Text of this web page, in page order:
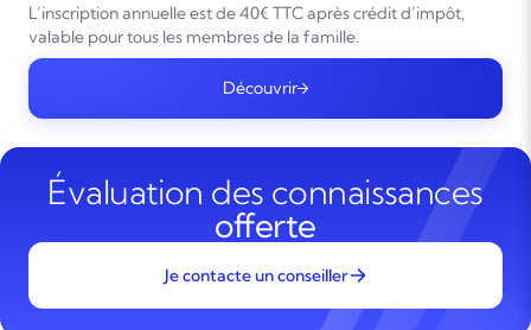
L’inscription annuelle est de 40€ TTC après crédit d’impôt,
valable pour tous les membres de la famille.
Découvrir
Évaluation des connaissances
offerte
Je contacte un conseiller